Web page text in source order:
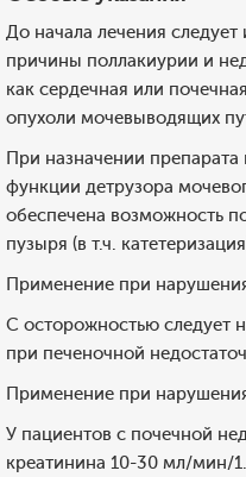
До начала лечения
причины поллакиурии и
как сердечная или
опухоли мочевыводящих
При назначении
функции детрузора
обеспечена возможность
пузыря (в т.ч.
Применение при
С осторожностью следует
при печеночной
Применение при
У пациентов с почечной
креатинина 10-30 мл/мин/